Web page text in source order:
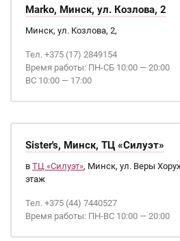
Marko, Минск, ул. Козлова, 2
Минск, ул. Козлова, 2,
Тел. +375 (17) 2849154
Время работы: ПН-СБ 10:00 — 20:00
ВС 10:00 — 17:00
Sister's, Минск, ТЦ «Силуэт»
в ТЦ «Силуэт», Минск, ул. Веры
этаж
Тел. +375 (44) 7440527
Время работы: ПН-ВС 10:00 — 20:00